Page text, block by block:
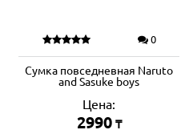
0
Сумка повседневная Naruto
and Sasuke boys
Цена:
2990 ₸